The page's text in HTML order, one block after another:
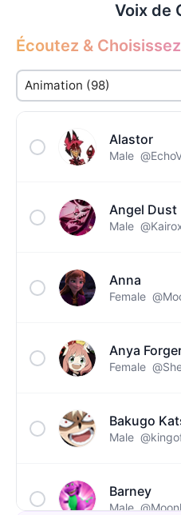
Voix de
Écoutez &
Alastor
Male
Angel Dust
Male
Anna
Female
Anya
Female
Bakugo
Male
Barney
Male